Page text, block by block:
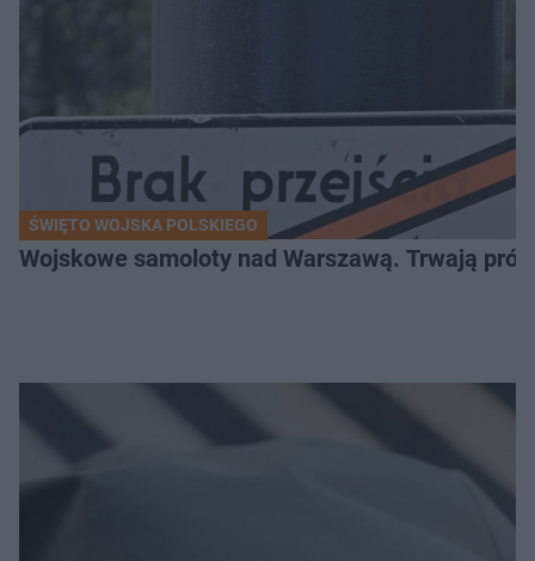
ŚWIĘTO WOJSKA POLSKIEGO
Wojskowe samoloty nad Warszawą. Trwają